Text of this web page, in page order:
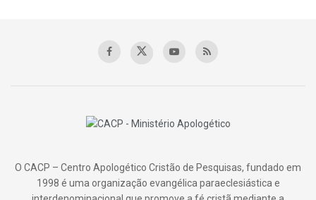
O CACP – Centro Apologético Cristão de Pesquisas, fundado em
1998 é uma organização evangélica paraeclesiástica e